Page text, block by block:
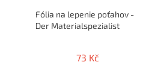
Fólia na lepenie poťahov -
Der Materialspezialist
73 Kč